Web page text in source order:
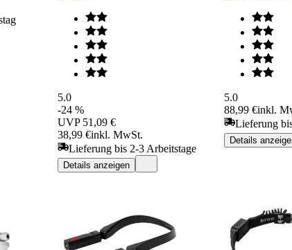
5.0
-24 %
UVP 51,09 €
38,99 €inkl. MwSt.
Lieferung bis 2-3 Arbeitstage
Details anzeigen
5.0
88,99 €inkl.
Lieferung
Details